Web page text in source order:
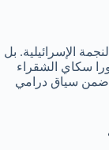
الإسرائيلية. بل
سكاي الشقراء
ضمن سياق درامي